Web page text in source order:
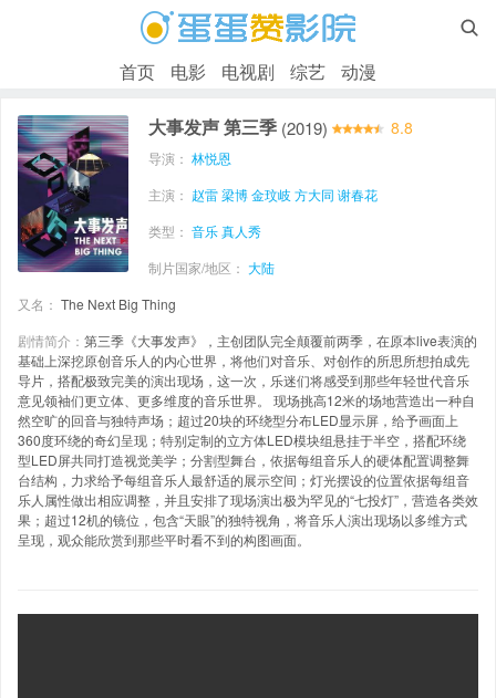

首页 电影 电视剧 综艺 动漫
大事发声 第三季 (2019) 8.8
导演： 林悦恩
主演： 赵雷梁博金玟岐 方大同 谢春花
类型： 音乐真人秀
制片国家/地区： 大陆
又名： The Next Big Thing
剧情简介： 第三季《大事发声》，主创团队完全颠覆前两季，在原本live表演的
基础上深挖原创音乐人的内心世界，将他们对音乐、对创作的所思所想拍成先
导片，搭配极致完美的演出现场，这一次，乐迷们将感受到那些年轻世代音乐
意见领袖们更立体、更多维度的音乐世界。 现场挑高12米的场地营造出一种自
然空旷的回音与独特声场；超过20块的环绕型分布LED显示屏，给予画面上
360度环绕的奇幻呈现；特别定制的立方体LED模块组悬挂于半空，搭配环绕
型LED屏共同打造视觉美学；分割型舞台，依据每组音乐人的硬体配置调整舞
台结构，力求给予每组音乐人最舒适的展示空间；灯光摆设的位置依据每组音
乐人属性做出相应调整，并且安排了现场演出极为罕见的“七投灯”，营造各类效
果；超过12机的镜位，包含“天眼”的独特视角，将音乐人演出现场以多维方式
呈现，观众能欣赏到那些平时看不到的构图画面。